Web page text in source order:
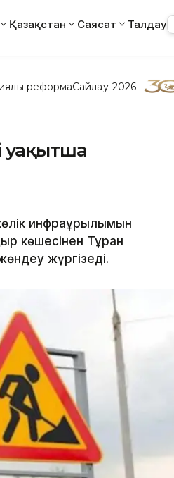
Қазақстан Саясат Талдау
реформаСайлау-2026
уақытша
инфрақұрылымын
көшесінен Тұран
жүргізеді.